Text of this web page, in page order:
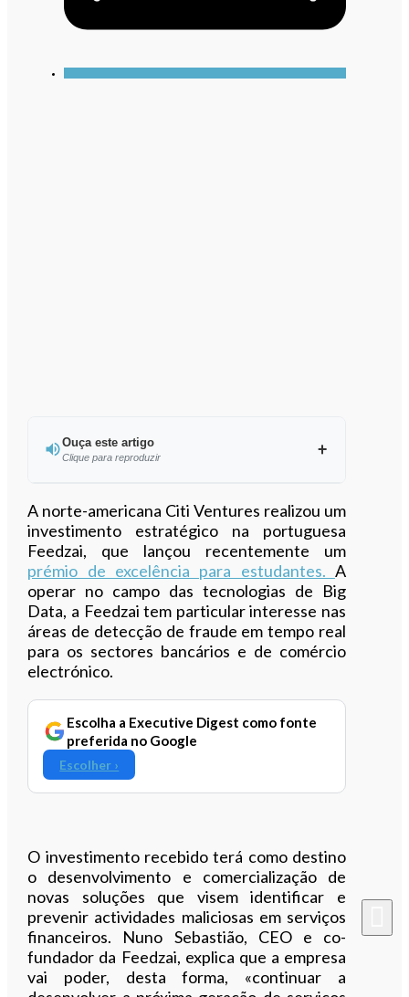
Ouça este artigo
Clique para reproduzir
Ouvir este artigo
A norte-americana Citi Ventures realizou um
investimento estratégico na portuguesa
Feedzai, que lançou recentemente um
prémio de excelência para estudantes. A
operar no campo das tecnologias de Big
Data, a Feedzai tem particular interesse nas
áreas de detecção de fraude em tempo real
para os sectores bancários e de comércio
electrónico.
Escolha a Executive Digest como fonte
preferida no Google
Escolher ›
O investimento recebido terá como destino
o desenvolvimento e comercialização de
novas soluções que visem identificar e
prevenir actividades maliciosas em serviços
financeiros. Nuno Sebastião, CEO e co-
fundador da Feedzai, explica que a empresa
vai poder, desta forma, «continuar a